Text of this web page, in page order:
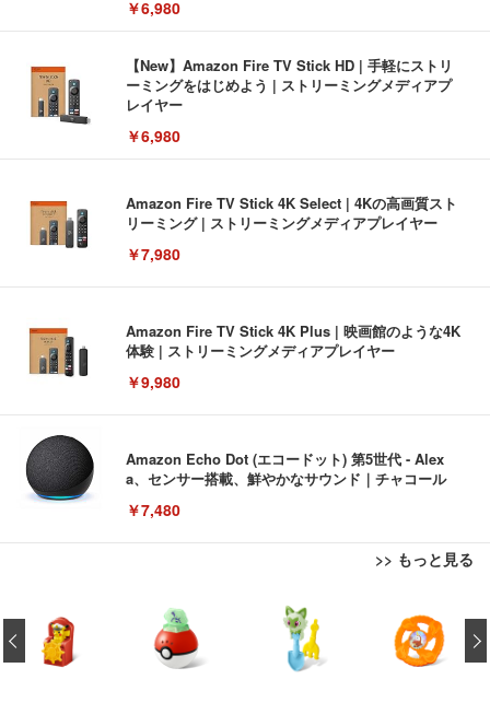
￥6,980
【New】Amazon Fire TV Stick HD | 手軽にストリ
ーミングをはじめよう | ストリーミングメディアプ
レイヤー
￥6,980
Amazon Fire TV Stick 4K Select | 4Kの高画質スト
リーミング | ストリーミングメディアプレイヤー
￥7,980
Amazon Fire TV Stick 4K Plus | 映画館のような4K
体験 | ストリーミングメディアプレイヤー
￥9,980
Amazon Echo Dot (エコードット) 第5世代 - Alex
a、センサー搭載、鮮やかなサウンド｜チャコール
￥7,480
>> もっと見る
[EdoErgo] オフィスチェア 椅子 テレワーク 疲れな
い 跳ね上げ式アームレスト コンパクト 約105度ロッ
キング pc 事務椅子 360度回転 座面昇降 強化ナイロ
ン樹脂ベース 通気性メッシュ 在宅ワーク H-WY01
￥5,699
EIZO ビジネス向けプレミアムモニター | FlexScan
EV3240X-WT | 31.5型4K UHD・USB Type-C・ホワ
￥105,595
Amazonベーシック ペットシーツ 薄型 レギュラー 1
回使い捨て 無香料 ホワイト 300枚
￥3,373
‹